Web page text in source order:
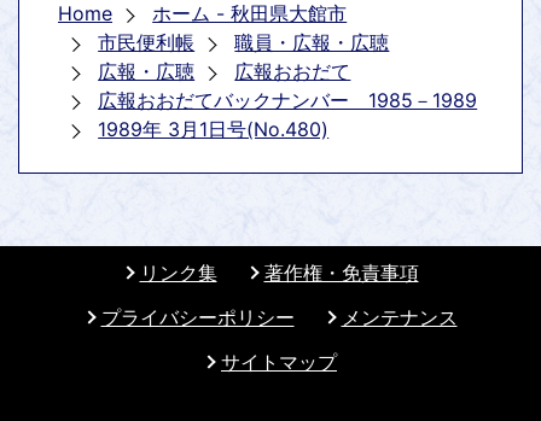
Home
ホーム - 秋田県大館市
市民便利帳
職員・広報・広聴
広報・広聴
広報おおだて
広報おおだてバックナンバー 1985－1989
1989年 3月1日号(No.480)
リンク集
著作権・免責事項
プライバシーポリシー
メンテナンス
サイトマップ